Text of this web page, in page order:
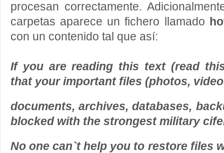
procesan correctamente.
carpetas aparece un fichero llamado
con un contenido tal que así:
If you are reading this text (read
that your important files (photos,
documents, archives, databases,
blocked with the strongest military
No one can`t help you to restore files